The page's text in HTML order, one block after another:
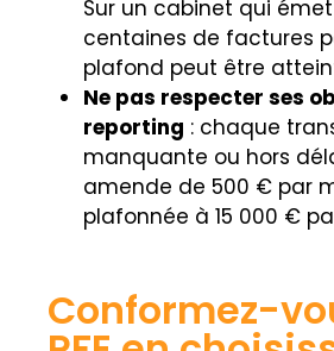
Sur un cabinet qui
centaines de factures
plafond peut être
Ne pas respecter ses
reporting : chaque
manquante ou hors
amende de 500 € par
plafonnée à 15 000 €
Conformez-